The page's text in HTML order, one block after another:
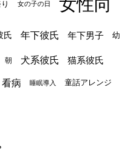
女の子の日
氏 年下彼氏 年下男子 幼
朝 犬系彼氏 猫系彼氏
看病 睡眠導入 童話アレンジ